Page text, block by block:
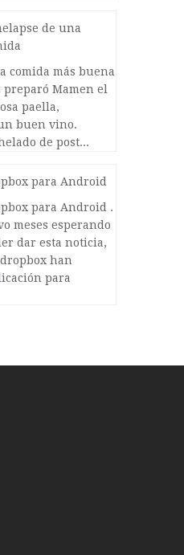
de una
comida más buena
preparó Mamen el
paella,
buen vino.
de post...
para Android
para Android .
meses esperando
dar esta noticia,
han
para